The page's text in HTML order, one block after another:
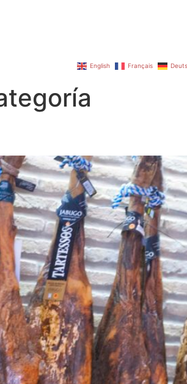
English Français